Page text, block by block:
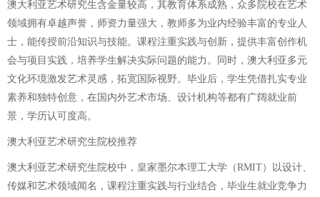
澳大利亚艺术研究生含金量较高，其教育体系成熟，众多院校在艺术
领域拥有卓越声誉，师资力量强大，教师多为业内经验丰富的专业人
士，能传授前沿知识与技能。课程注重实践与创新，提供丰富创作机
会与项目实践，培养学生解决实际问题的能力。同时，澳大利亚多元
文化环境激发艺术灵感，拓宽国际视野。毕业后，学生凭借扎实专业
素养和独特创意，在国内外艺术市场、设计机构等都有广阔就业前
景，学历认可度高。
澳大利亚艺术研究生院校推荐
澳大利亚艺术研究生院校中，皇家墨尔本理工大学（RMIT）以设计、
传媒和艺术领域闻名，课程注重实践与行业结合，毕业生就业竞争力